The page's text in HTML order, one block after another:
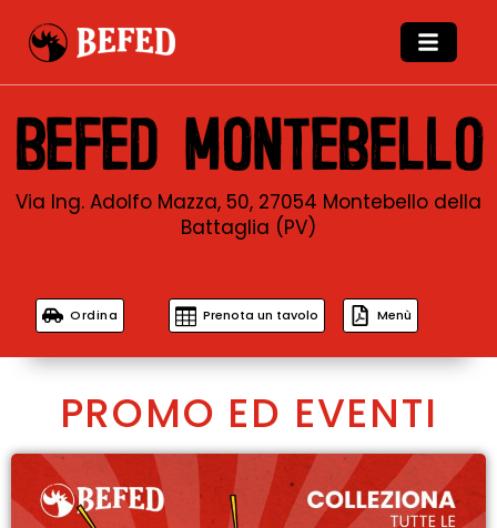
BEFED MONTEBELLO
Via Ing. Adolfo Mazza, 50, 27054 Montebello della
Battaglia (PV)
Ordina Prenota un tavolo Menù
PROMO ED EVENTI